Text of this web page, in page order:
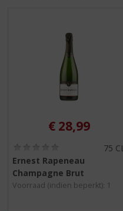
n
a
v
€ 28,99
,
0
/
75 CL
Ernest Rapeneau
Champagne Brut
Voorraad (indien beperkt): 1